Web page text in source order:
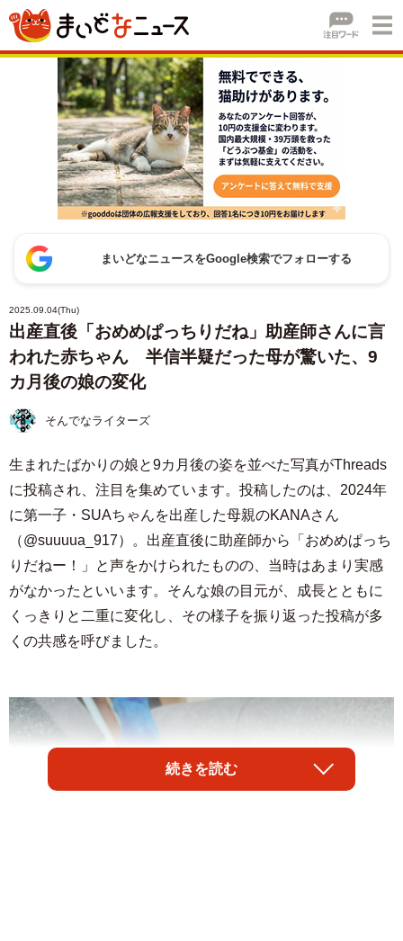
まいどなニュースをGoogle検索でフォローする
2025.09.04(Thu)
出産直後「おめめぱっちりだね」助産師さんに言
われた赤ちゃん 半信半疑だった母が驚いた、9
カ月後の娘の変化
そんでなライターズ
生まれたばかりの娘と9カ月後の姿を並べた写真がThreads
に投稿され、注目を集めています。投稿したのは、2024年
に第一子・SUAちゃんを出産した母親のKANAさん
（@suuuua_917）。出産直後に助産師から「おめめぱっち
りだねー！」と声をかけられたものの、当時はあまり実感
がなかったといいます。そんな娘の目元が、成長とともに
くっきりと二重に変化し、その様子を振り返った投稿が多
くの共感を呼びました。
続きを読む